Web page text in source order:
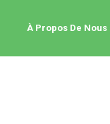
À Propos De Nous